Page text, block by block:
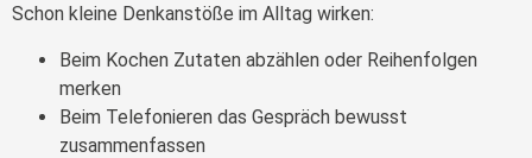
Schon kleine Denkanstöße im Alltag wirken:
Beim Kochen Zutaten abzählen oder Reihenfolgen
merken
Beim Telefonieren das Gespräch bewusst
zusammenfassen